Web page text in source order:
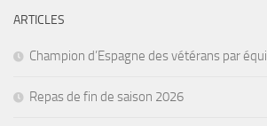
ARTICLES
Champion d’Espagne des vétérans par
Repas de fin de saison 2026